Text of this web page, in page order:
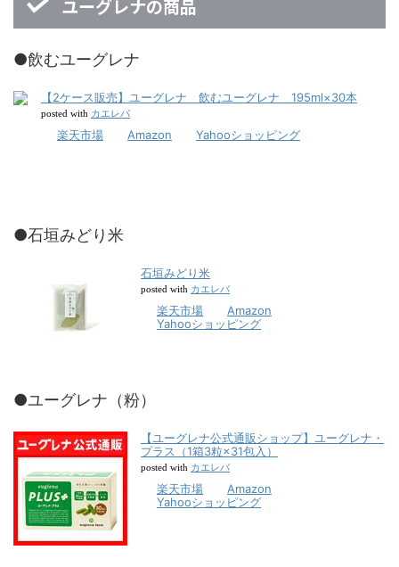
ユーグレナの商品
●飲むユーグレナ
【2ケース販売】ユーグレナ 飲むユーグレナ 195ml×30本
posted with カエレバ
楽天市場 Amazon Yahooショッピング
●石垣みどり米
石垣みどり米
posted with カエレバ
楽天市場
Amazon
Yahooショッピング
●ユーグレナ（粉）
【ユーグレナ公式通販ショップ】ユーグレナ・
プラス（1箱3粒×31包入）
posted with カエレバ
楽天市場
Amazon
Yahooショッピング